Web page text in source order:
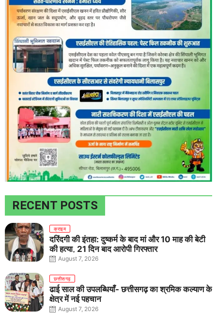
RECENT POSTS
क्राइम
दरिंदगी की इंतहा: दुष्कर्म के बाद मां और 10 माह की बेटी
की हत्या, 21 दिन बाद आरोपी गिरफ्तार
August 7, 2026
छत्तीसगढ़
ढाई साल की उपलब्धियाँ- छत्तीसगढ़ का श्रमिक कल्याण के
क्षेत्र में नई पहचान
August 7, 2026